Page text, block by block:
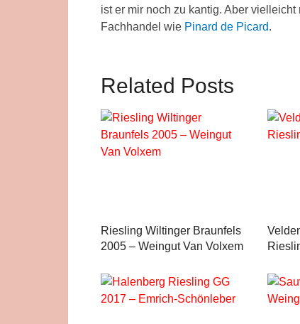
ist er mir noch zu kantig. Aber
Fachhandel wie Pinard de Picard.
Related Posts
Riesling Wiltinger Braunfels
2005 – Weingut Van Volxem